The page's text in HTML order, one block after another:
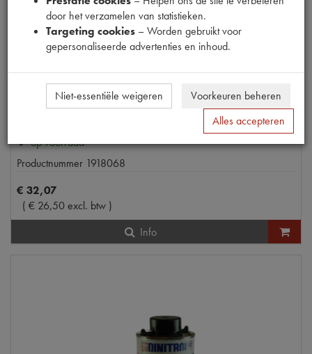
DINITROL METALLIC FLES
op voorraad
Productnummer 1918068
€ 32,07
( € 26,50excl. btw )
Info
door het verzamelen van statistieken.
Targeting cookies – Worden gebruikt voor
gepersonaliseerde advertenties en inhoud.
Niet-essentiële weigeren
Voorkeuren beheren
Alles accepteren